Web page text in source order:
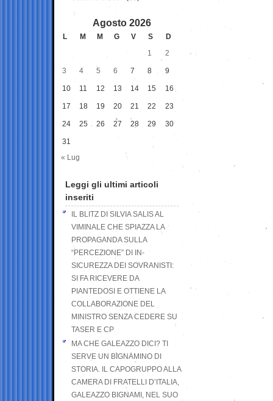
Agosto 2026
L M M G V S
D
1
2
3 4 5 6 7 8 9
10 11 12 13 14 15 16
17 18 19 20 21 22 23
24 25 26 27 28 29 30
31
« Lug
Leggi gli ultimi articoli
inseriti
IL BLITZ DI SILVIA SALIS AL
VIMINALE CHE SPIAZZA LA
PROPAGANDA SULLA
“PERCEZIONE” DI IN-
SICUREZZA DEI SOVRANISTI:
SI FA RICEVERE DA
PIANTEDOSI E OTTIENE LA
COLLABORAZIONE DEL
MINISTRO SENZA CEDERE SU
TASER E CP
MA CHE GALEAZZO DICI? TI
SERVE UN BIGNAMINO DI
STORIA. IL CAPOGRUPPO ALLA
CAMERA DI FRATELLI D’ITALIA,
GALEAZZO BIGNAMI, NEL SUO